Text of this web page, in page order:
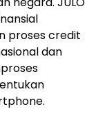
proses credit
dan